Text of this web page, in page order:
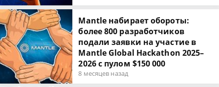
Mantle набирает обороты:
более 800 разработчиков
подали заявки на участие в
Mantle Global Hackathon 2025–
2026 с пулом $150 000
8 месяцев назад